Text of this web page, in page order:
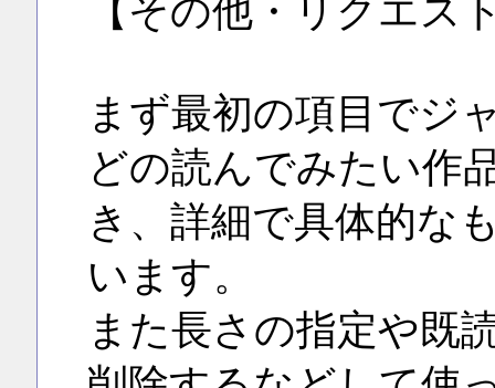
【その他・リクエス
まず最初の項目でジ
どの読んでみたい作
き、詳細で具体的な
います。
また長さの指定や既